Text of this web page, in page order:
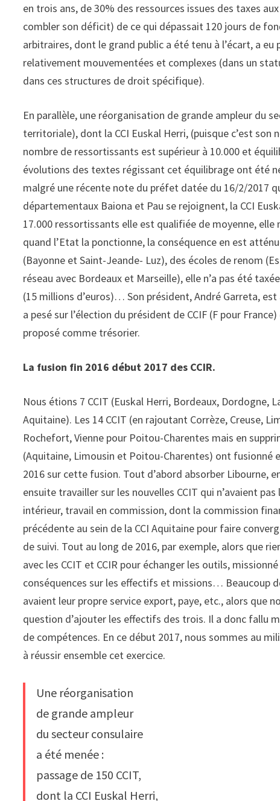
en trois ans, de 30% des ressources issues des taxes
combler son déficit) de ce qui dépassait 120 jours de
arbitraires, dont le grand public a été tenu à l’écart, a
relativement mouvementées et complexes (dans un
dans ces structures de droit spécifique).
En parallèle, une réorganisation de grande ampleur du
territoriale), dont la CCI Euskal Herri, (puisque c’est son
nombre de ressortissants est supérieur à 10.000 et
évolutions des textes régissant cet équilibrage ont été
malgré une récente note du préfet datée du 16/2/2017
départementaux Baiona et Pau se rejoignent, la CCI
17.000 ressortissants elle est qualifiée de moyenne,
quand l’Etat la ponctionne, la conséquence en est
(Bayonne et Saint-Jeande- Luz), des écoles de renom
réseau avec Bordeaux et Marseille), elle n’a pas été
(15 millions d’euros)… Son président, André Garreta,
a pesé sur l’élection du président de CCIF (F pour
proposé comme trésorier.
La fusion fin 2016 début 2017 des CCIR.
Nous étions 7 CCIT (Euskal Herri, Bordeaux, Dordogne,
Aquitaine). Les 14 CCIT (en rajoutant Corrèze, Creuse,
Rochefort, Vienne pour Poitou-Charentes mais en
(Aquitaine, Limousin et Poitou-Charentes) ont fusionné
2016 sur cette fusion. Tout d’abord absorber Libourne,
ensuite travailler sur les nouvelles CCIT qui n’avaient
intérieur, travail en commission, dont la commission
précédente au sein de la CCI Aquitaine pour faire
de suivi. Tout au long de 2016, par exemple, alors que
avec les CCIT et CCIR pour échanger les outils,
conséquences sur les effectifs et missions… Beaucoup
avaient leur propre service export, paye, etc., alors que
question d’ajouter les effectifs des trois. Il a donc fallu
de compétences. En ce début 2017, nous sommes au
à réussir ensemble cet exercice.
Une réorganisation
de grande ampleur
du secteur consulaire
a été menée :
passage de 150 CCIT,
dont la CCI Euskal Herri,